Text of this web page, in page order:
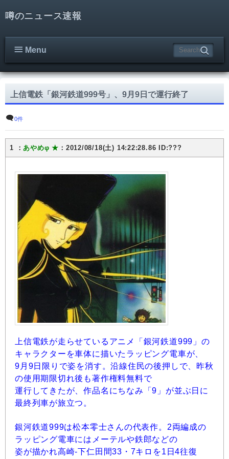
噂のニュース速報
Menu
上信電鉄「銀河鉄道999号」、9月9日で運行終了
0件
1 ：あやめφ ★ ：2012/08/18(土) 14:22:28.86 ID:???
上信電鉄が走らせているアニメ「銀河鉄道999」の
キャラクターを車体に描いたラッピング電車が、
9月9日限りで姿を消す。沿線住民の後押しで、昨秋
の使用期限切れ後も著作権料無料で
運行してきたが、作品名にちなみ「9」が並ぶ日に
最終列車が旅立つ。
銀河鉄道999は松本零士さんの代表作。2両編成の
ラッピング電車にはメーテルや鉄郎などの
姿が描かれ高崎-下仁田間33・7キロを1日4往復